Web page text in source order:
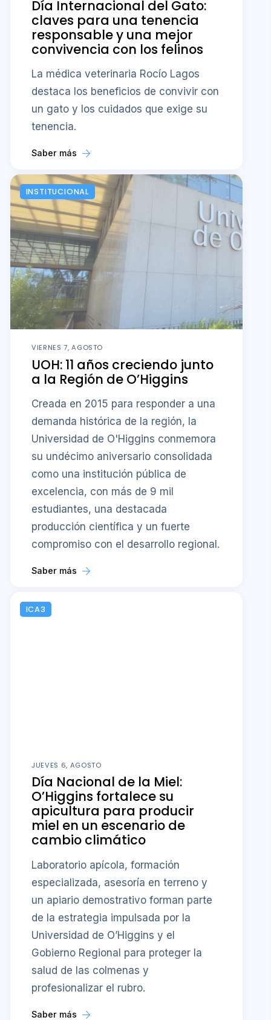
Día Internacional del Gato:
claves para una tenencia
responsable y una mejor
convivencia con los felinos
La médica veterinaria Rocío Lagos
destaca los beneficios de convivir con
un gato y los cuidados que exige su
tenencia.
Saber más
INSTITUCIONAL
VIERNES 7, AGOSTO
UOH: 11 años creciendo junto
a la Región de O’Higgins
Creada en 2015 para responder a una
demanda histórica de la región, la
Universidad de O'Higgins conmemora
su undécimo aniversario consolidada
como una institución pública de
excelencia, con más de 9 mil
estudiantes, una destacada
producción científica y un fuerte
compromiso con el desarrollo regional.
Saber más
ICA3
JUEVES 6, AGOSTO
Día Nacional de la Miel:
O’Higgins fortalece su
apicultura para producir
miel en un escenario de
cambio climático
Laboratorio apícola, formación
especializada, asesoría en terreno y
un apiario demostrativo forman parte
de la estrategia impulsada por la
Universidad de O’Higgins y el
Gobierno Regional para proteger la
salud de las colmenas y
profesionalizar el rubro.
Saber más